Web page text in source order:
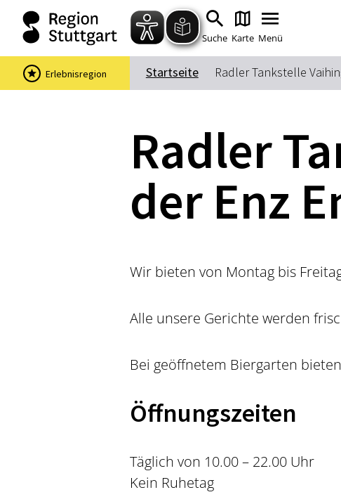
Suche Karte Menü
Startseite Radler Tankstelle
Erlebnisregion
Radler
der Enz
Wir bieten von Montag bis
Alle unsere Gerichte werden
Bei geöffnetem Biergarten
Öffnungszeiten
Täglich von 10.00 – 22.00 Uhr
Kein Ruhetag